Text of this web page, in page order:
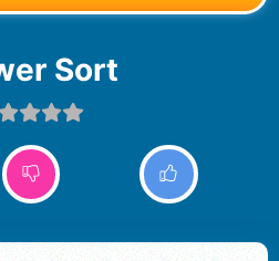
Sort